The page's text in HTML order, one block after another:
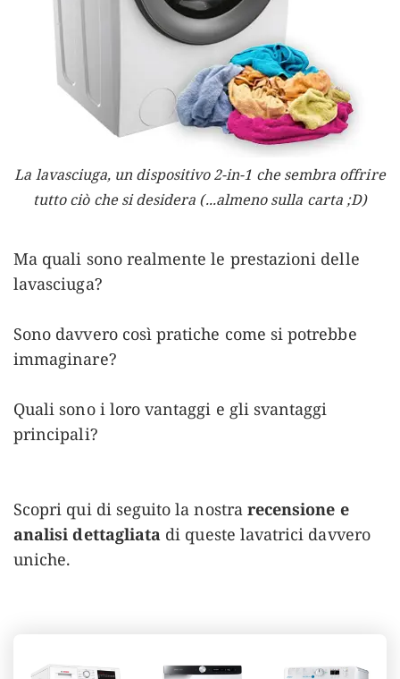
La lavasciuga, un dispositivo 2-in-1 che sembra offrire
tutto ciò che si desidera (...almeno sulla carta ;D)
Ma quali sono realmente le prestazioni delle
lavasciuga?
Sono davvero così pratiche come si potrebbe
immaginare?
Quali sono i loro vantaggi e gli svantaggi
principali?
Scopri qui di seguito la nostra recensione e
analisi dettagliata di queste lavatrici davvero
uniche.